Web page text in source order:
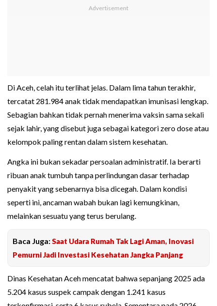
Di Aceh, celah itu terlihat jelas. Dalam lima tahun terakhir,
tercatat 281.984 anak tidak mendapatkan imunisasi lengkap.
Sebagian bahkan tidak pernah menerima vaksin sama sekali
sejak lahir, yang disebut juga sebagai kategori zero dose atau
kelompok paling rentan dalam sistem kesehatan.
Angka ini bukan sekadar persoalan administratif. Ia berarti
ribuan anak tumbuh tanpa perlindungan dasar terhadap
penyakit yang sebenarnya bisa dicegah. Dalam kondisi
seperti ini, ancaman wabah bukan lagi kemungkinan,
melainkan sesuatu yang terus berulang.
Baca Juga: Saat Udara Rumah Tak Lagi Aman, Inovasi
Pemurni Jadi Investasi Kesehatan Jangka Panjang
Dinas Kesehatan Aceh mencatat bahwa sepanjang 2025 ada
5.204 kasus suspek campak dengan 1.241 kasus